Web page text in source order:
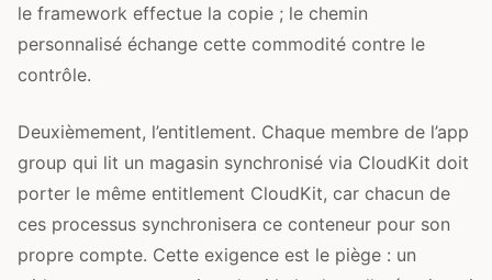
le framework effectue la copie ; le chemin
personnalisé échange cette commodité contre le
contrôle.
Deuxièmement, l’entitlement. Chaque membre de l’app
group qui lit un magasin synchronisé via CloudKit doit
porter le même entitlement CloudKit, car chacun de
ces processus synchronisera ce conteneur pour son
propre compte. Cette exigence est le piège : un